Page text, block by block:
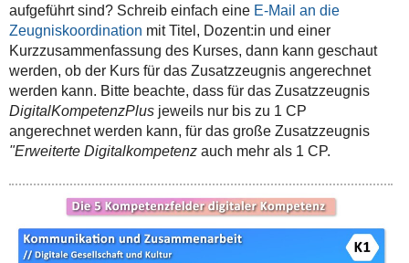
aufgeführt sind? Schreib einfach eine E-Mail an die
Zeugniskoordination mit Titel, Dozent:in und einer
Kurzzusammenfassung des Kurses, dann kann geschaut
werden, ob der Kurs für das Zusatzzeugnis angerechnet
werden kann. Bitte beachte, dass für das Zusatzzeugnis
DigitalKompetenzPlus jeweils nur bis zu 1 CP
angerechnet werden kann, für das große Zusatzzeugnis
"Erweiterte Digitalkompetenz auch mehr als 1 CP.